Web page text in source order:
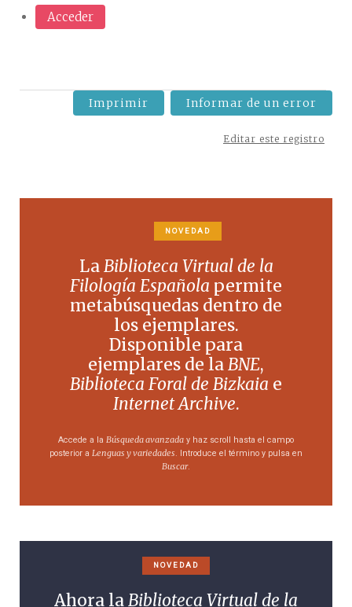
Acceder
Imprimir Informar de un error
Editar este registro
NOVEDAD
LaBiblioteca Virtual de la
Filología Española permite
metabúsquedas dentro de
los ejemplares.
Disponible para
ejemplares de laBNE,
Biblioteca Foral de Bizkaia e
Internet Archive.
Accede a la Búsqueda avanzada y haz scroll hasta el campo
posterior a Lenguas y variedades . Introduce el término y pulsa en
Buscar.
NOVEDAD
Ahora laBiblioteca Virtual de la